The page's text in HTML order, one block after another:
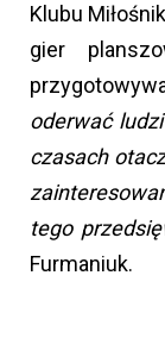
Klubu
gier
oderwać
czasach
tego
Furmaniuk.